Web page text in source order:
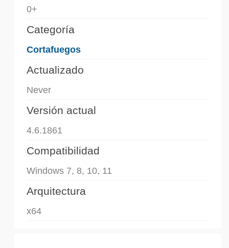
0+
Categoría
Cortafuegos
Actualizado
Never
Versión actual
4.6.1861
Compatibilidad
Windows 7, 8, 10, 11
Arquitectura
x64